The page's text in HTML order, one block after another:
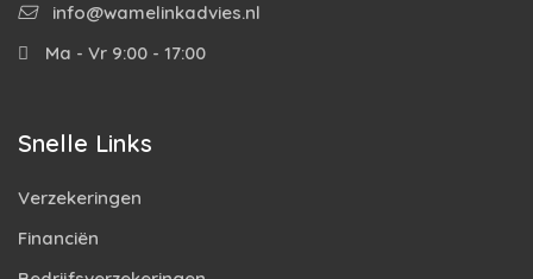
info@wamelinkadvies.nl
Ma - Vr 9:00 - 17:00
Snelle Links
Verzekeringen
Financiën